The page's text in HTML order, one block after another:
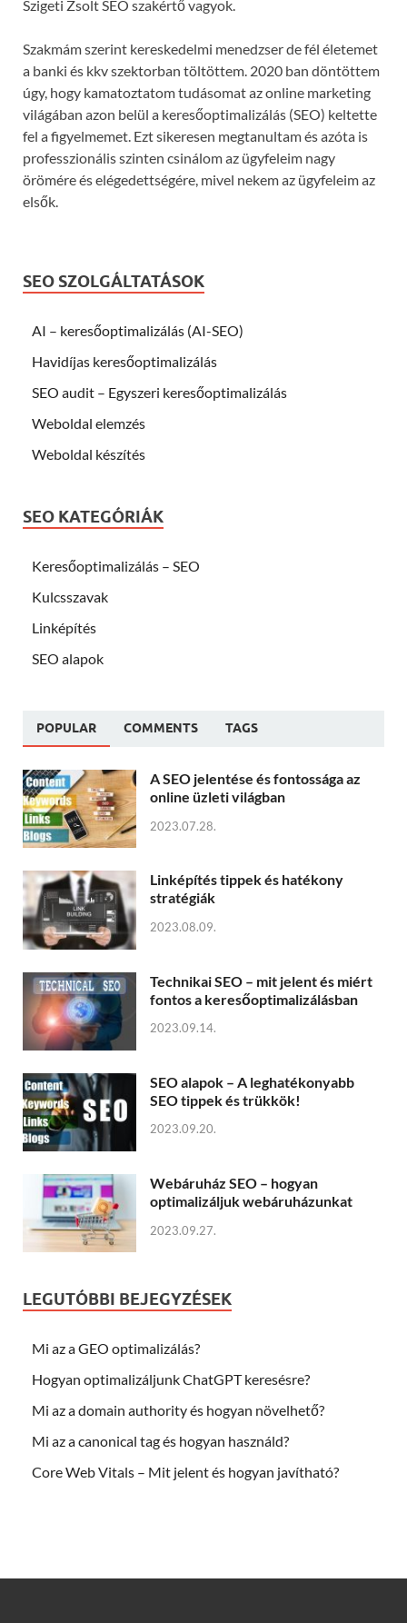
Szigeti Zsolt SEO szakértő vagyok.
Szakmám szerint kereskedelmi menedzser de fél életemet
a banki és kkv szektorban töltöttem. 2020 ban döntöttem
úgy, hogy kamatoztatom tudásomat az online marketing
világában azon belül a keresőoptimalizálás (SEO) keltette
fel a figyelmemet. Ezt sikeresen megtanultam és azóta is
professzionális szinten csinálom az ügyfeleim nagy
örömére és elégedettségére, mivel nekem az ügyfeleim az
elsők.
SEO SZOLGÁLTATÁSOK
AI – keresőoptimalizálás (AI-SEO)
Havidíjas keresőoptimalizálás
SEO audit – Egyszeri keresőoptimalizálás
Weboldal elemzés
Weboldal készítés
SEO KATEGÓRIÁK
Keresőoptimalizálás – SEO
Kulcsszavak
Linképítés
SEO alapok
POPULAR COMMENTS TAGS
A SEO jelentése és fontossága az
online üzleti világban
2023.07.28.
Linképítés tippek és hatékony
stratégiák
2023.08.09.
Technikai SEO – mit jelent és miért
fontos a keresőoptimalizálásban
2023.09.14.
SEO alapok – A leghatékonyabb
SEO tippek és trükkök!
2023.09.20.
Webáruház SEO – hogyan
optimalizáljuk webáruházunkat
2023.09.27.
LEGUTÓBBI BEJEGYZÉSEK
Mi az a GEO optimalizálás?
Hogyan optimalizáljunk ChatGPT keresésre?
Mi az a domain authority és hogyan növelhető?
Mi az a canonical tag és hogyan használd?
Core Web Vitals – Mit jelent és hogyan javítható?